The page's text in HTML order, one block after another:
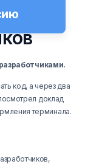
код, а через два
доклад
терминала.